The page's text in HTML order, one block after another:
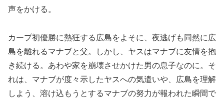
声をかける。
カープ初優勝に熱狂する広島をよそに、夜逃げも同然に広
島を離れるマナブと父。しかし、ヤスはマナブに友情を抱
き続ける。あわや家を崩壊させかけた男の息子なのに。そ
れは、マナブが度々示したヤスへの気遣いや、広島を理解
しよう、溶け込もうとするマナブの努力が報われた瞬間で